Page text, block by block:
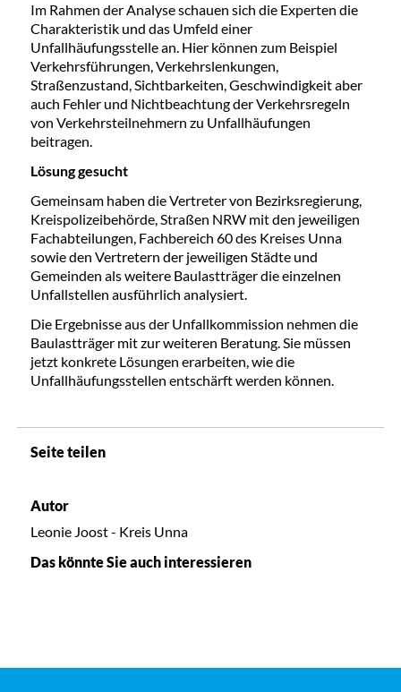
Im Rahmen der Analyse schauen sich die Experten die
Charakteristik und das Umfeld einer
Unfallhäufungsstelle an. Hier können zum Beispiel
Verkehrsführungen, Verkehrslenkungen,
Straßenzustand, Sichtbarkeiten, Geschwindigkeit aber
auch Fehler und Nichtbeachtung der Verkehrsregeln
von Verkehrsteilnehmern zu Unfallhäufungen
beitragen.
Lösung gesucht
Gemeinsam haben die Vertreter von Bezirksregierung,
Kreispolizeibehörde, Straßen NRW mit den jeweiligen
Fachabteilungen, Fachbereich 60 des Kreises Unna
sowie den Vertretern der jeweiligen Städte und
Gemeinden als weitere Baulastträger die einzelnen
Unfallstellen ausführlich analysiert.
Die Ergebnisse aus der Unfallkommission nehmen die
Baulastträger mit zur weiteren Beratung. Sie müssen
jetzt konkrete Lösungen erarbeiten, wie die
Unfallhäufungsstellen entschärft werden können.
Seite teilen
Autor
Leonie Joost - Kreis Unna
Das könnte Sie auch interessieren